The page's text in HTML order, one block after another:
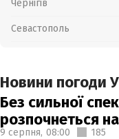
Чернігів
Севастополь
Новини погоди
Без сильної
розпочнеться
9 серпня, 08:00 185